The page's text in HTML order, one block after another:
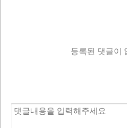
등록된 댓글이